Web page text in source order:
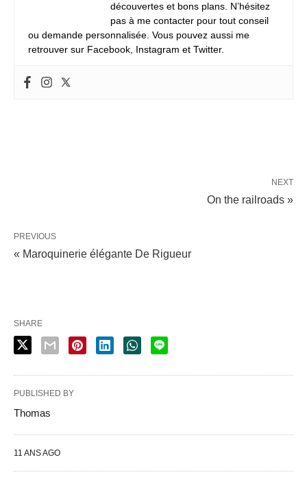
découvertes et bons plans. N’hésitez
pas à me contacter pour tout conseil
ou demande personnalisée. Vous pouvez aussi me
retrouver sur Facebook, Instagram et Twitter.
NEXT
On the railroads »
PREVIOUS
« Maroquinerie élégante De Rigueur
SHARE
PUBLISHED BY
Thomas
11 ANS AGO